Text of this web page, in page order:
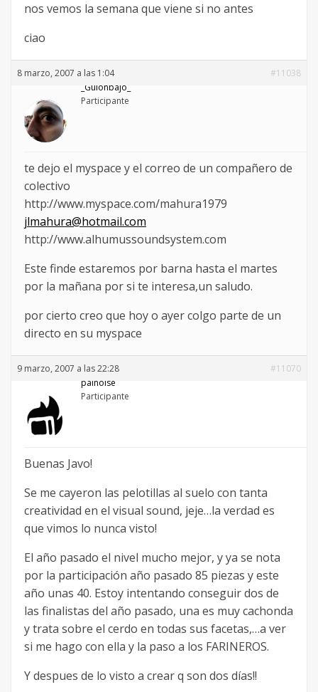
nos vemos la semana que viene si no antes
ciao
8 marzo, 2007 a las 1:04
#11038
_Guionbajo_
Participante
te dejo el myspace y el correo de un compañero de
colectivo
http://www.myspace.com/mahura1979
jlmahura@hotmail.com
http://www.alhumussoundsystem.com
Este finde estaremos por barna hasta el martes
por la mañana por si te interesa,un saludo.
por cierto creo que hoy o ayer colgo parte de un
directo en su myspace
9 marzo, 2007 a las 22:28
#11070
palnoise
Participante
Buenas Javo!
Se me cayeron las pelotillas al suelo con tanta
creatividad en el visual sound, jeje…la verdad es
que vimos lo nunca visto!
El año pasado el nivel mucho mejor, y ya se nota
por la participación año pasado 85 piezas y este
año unas 40. Estoy intentando conseguir dos de
las finalistas del año pasado, una es muy cachonda
y trata sobre el cerdo en todas sus facetas,…a ver
si me hago con ella y la paso a los FARINEROS.
Y despues de lo visto a crear q son dos días!!